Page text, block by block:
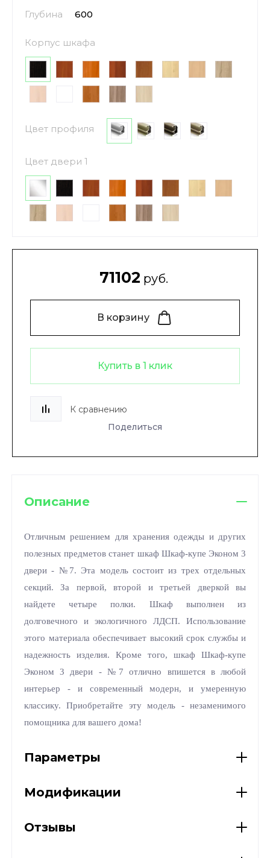
Глубина 600
Корпус шкафа
Цвет профиля
Цвет двери 1
71102 руб.
В корзину
Купить в 1 клик
К сравнению
Поделиться
Описание
Отличным решением для хранения одежды и других
полезных предметов станет шкаф Шкаф-купе Эконом 3
двери - №7. Эта модель состоит из трех отдельных
секций. За первой, второй и третьей дверкой вы
найдете четыре полки. Шкаф выполнен из
долговечного и экологичного ЛДСП. Использование
этого материала обеспечивает высокий срок службы и
надежность изделия. Кроме того, шкаф Шкаф-купе
Эконом 3 двери - №7 отлично впишется в любой
интерьер - и современный модерн, и умеренную
классику. Приобретайте эту модель - незаменимого
помощника для вашего дома!
Параметры
Модификации
Отзывы